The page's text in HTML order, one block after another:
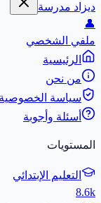
ديزاد مدرسة
👤
ملفي الشخصي
الرئيسية
من نحن
سياسة الخصوصية
أسئلة وأجوبة
المستويات
التعليم الإبتدائي
8.6k